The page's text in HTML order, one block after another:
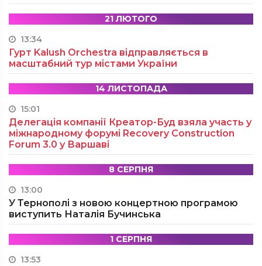
21 ЛЮТОГО
13:34
Гурт Kalush Orchestra відправляється в
масштабний тур містами України
14 ЛИСТОПАДА
15:01
Делегація компанії Креатор-Буд взяла участь у
міжнародному форумі Recovery Construction
Forum 3.0 у Варшаві
8 СЕРПНЯ
13:00
У Тернополі з новою концертною програмою
виступить Наталія Бучинська
1 СЕРПНЯ
13:53